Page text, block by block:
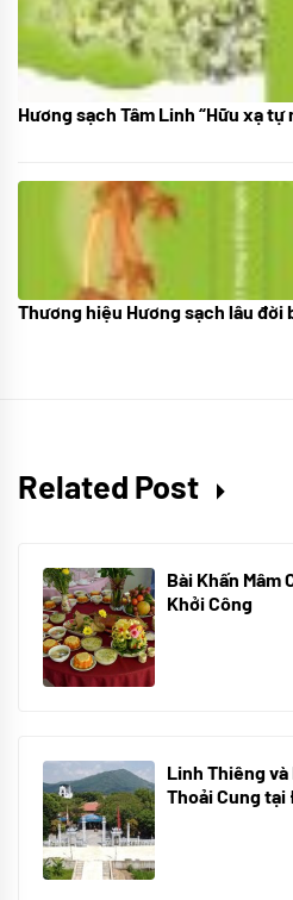
28/10/2025
Hương sạch Tâm Linh “Hữu xạ tự
18/10/2025
Thương hiệu Hương sạch lâu đời
Related Post
Bài Khấn Mâm
Khởi Công
Linh Thiêng và
Thoải Cung tại